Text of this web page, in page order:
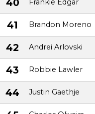
40
Frankie Edgar
41
Brandon Moreno
42
Andrei Arlovski
43
Robbie Lawler
44
Justin Gaethje